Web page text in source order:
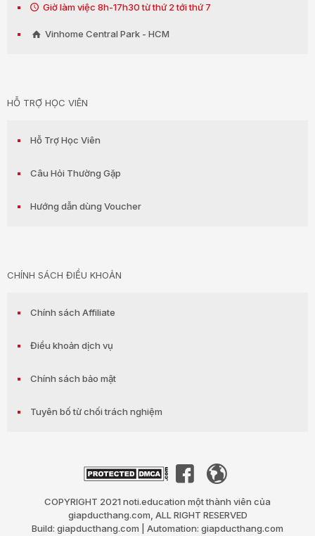
Giờ làm việc 8h-17h30 từ thứ 2 tới thứ 7
Vinhome Central Park - HCM
HỖ TRỢ HỌC VIÊN
Hỗ Trợ Học Viên
Câu Hỏi Thường Gặp
Hướng dẫn dùng Voucher
CHÍNH SÁCH ĐIỀU KHOẢN
Chính sách Affiliate
Điều khoản dịch vụ
Chính sách bảo mật
Tuyên bố từ chối trách nghiệm
COPYRIGHT 2021 noti.education một thành viên của
giapducthang.com, ALL RIGHT RESERVED
Build: giapducthang.com | Automation: giapducthang.com